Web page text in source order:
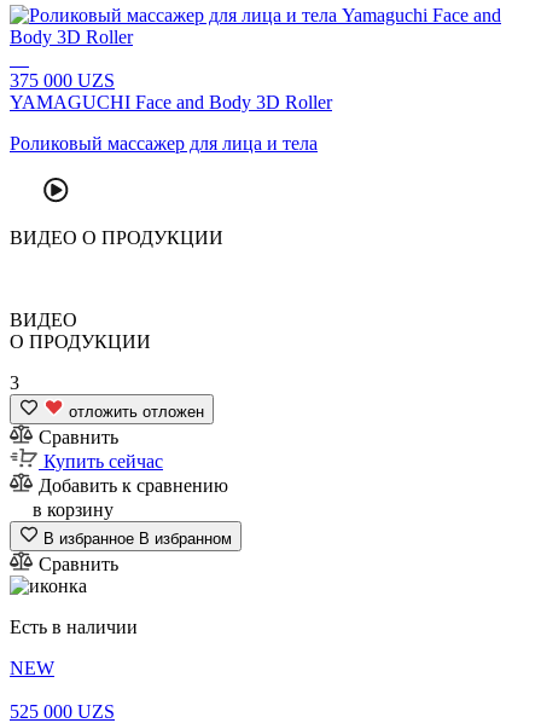
375 000 UZS
YAMAGUCHI Face and Body 3D Roller
Роликовый массажер для лица и тела
ВИДЕО О ПРОДУКЦИИ
ВИДЕО
О ПРОДУКЦИИ
3
отложить отложен
Сравнить
Купить сейчас
Добавить к сравнению
в корзину
В избранное В избранном
Сравнить
Есть в наличии
NEW
525 000 UZS